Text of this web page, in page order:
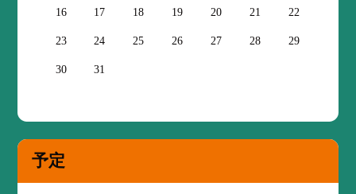
16 17 18 19 20 21 22
23 24 25 26 27 28 29
30 31
予定